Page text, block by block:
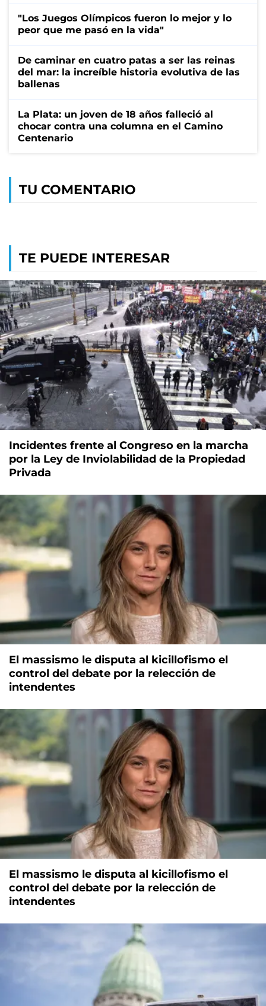
"Los Juegos Olímpicos fueron lo mejor y lo
peor que me pasó en la vida"
De caminar en cuatro patas a ser las reinas
del mar: la increíble historia evolutiva de las
ballenas
La Plata: un joven de 18 años falleció al
chocar contra una columna en el Camino
Centenario
TU COMENTARIO
TE PUEDE INTERESAR
Incidentes frente al Congreso en la marcha
por la Ley de Inviolabilidad de la Propiedad
Privada
El massismo le disputa al kicillofismo el
control del debate por la relección de
intendentes
El massismo le disputa al kicillofismo el
control del debate por la relección de
intendentes